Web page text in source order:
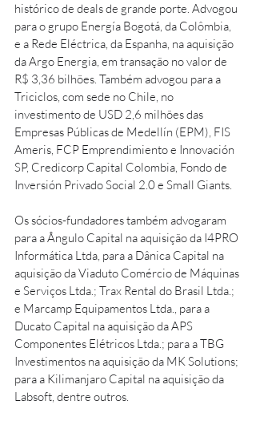
histórico de deals de grande porte. Advogou
para o grupo Energía Bogotá, da Colômbia,
e a Rede Eléctrica, da Espanha, na aquisição
da Argo Energia, em transação no valor de
R$ 3,36 bilhões. Também advogou para a
Triciclos, com sede no Chile, no
investimento de USD 2,6 milhões das
Empresas Públicas de Medellín (EPM), FIS
Ameris, FCP Emprendimiento e Innovación
SP, Credicorp Capital Colombia, Fondo de
Inversión Privado Social 2.0 e Small Giants.
Os sócios-fundadores também advogaram
para a Ângulo Capital na aquisição da I4PRO
Informática Ltda, para a Dânica Capital na
aquisição da Viaduto Comércio de Máquinas
e Serviços Ltda.; Trax Rental do Brasil Ltda.;
e Marcamp Equipamentos Ltda., para a
Ducato Capital na aquisição da APS
Componentes Elétricos Ltda.; para a TBG
Investimentos na aquisição da MK Solutions;
para a Kilimanjaro Capital na aquisição da
Labsoft, dentre outros.